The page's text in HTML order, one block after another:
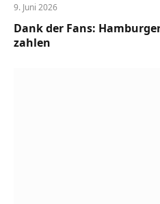
9. Juni 2026
Dank der Fans:
zahlen